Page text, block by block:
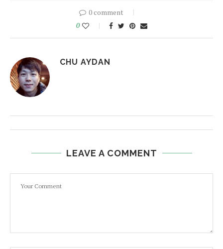
0 comment
0
CHU AYDAN
LEAVE A COMMENT